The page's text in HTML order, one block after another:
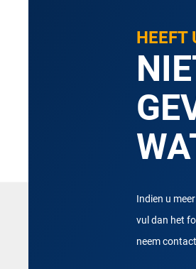
HEEFT
Indien u
vul dan het
neem